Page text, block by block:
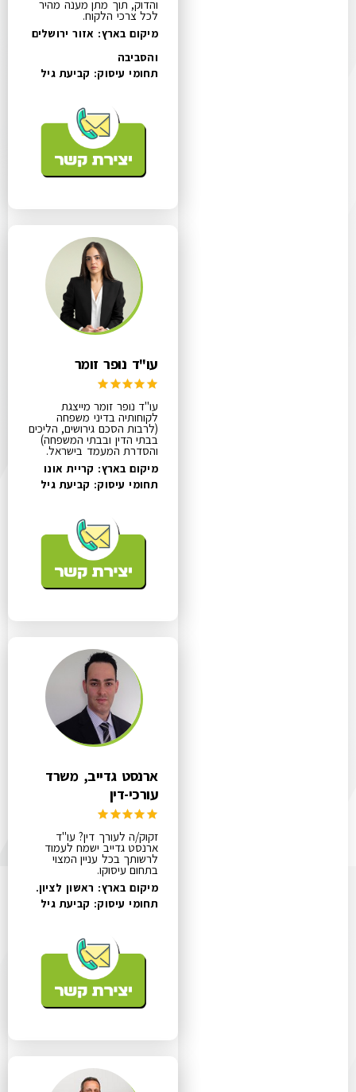
והדוק, תוך מתן מענה מהיר
לכל צרכי הלקוח.
מיקום בארץ: אזור ירושלים
והסביבה
תחומי עיסוק: קביעת גיל
עו"ד נופר זומר
עו"ד נופר זומר מייצגת
לקוחותיה בדיני משפחה
(לרבות הסכם גירושים, הליכים
בבתי הדין ובבתי המשפחה)
והסדרת המעמד בישראל.
מיקום בארץ: קריית אונו
תחומי עיסוק: קביעת גיל
ארנסט גדייב, משרד
עורכי-דין
זקוק/ה לעורך דין? עו"ד
ארנסט גדייב ישמח לעמוד
לרשותך בכל עניין המצוי
בתחום עיסוקו.
מיקום בארץ: ראשון לציון.
תחומי עיסוק: קביעת גיל